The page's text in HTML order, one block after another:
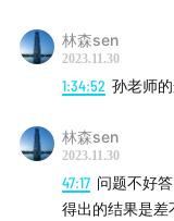
书）
「空无一物」播客
「空无一物」收听
林森sen
2023.11.30
1:34:52 孙老师
林森sen
2023.11.30
47:17 问题不好
得出的结果是差